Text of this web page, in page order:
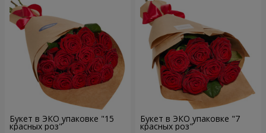
Букет в ЭКО упаковке "15
красных роз"
Букет в ЭКО упаковке "7
красных роз"